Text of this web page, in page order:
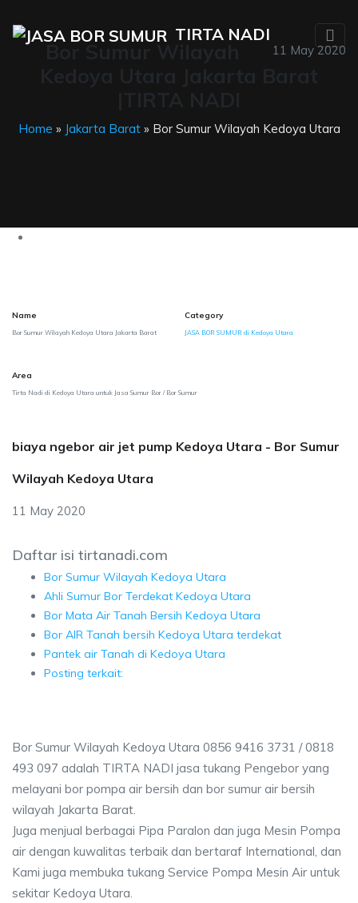
TIRTA NADI
11 May 2020
Home » Jakarta Barat» Bor Sumur Wilayah Kedoya Utara
Name
Bor Sumur Wilayah Kedoya Utara Jakarta Barat
Category
JASA BOR SUMUR di Kedoya Utara
Area
Tirta Nadi di Kedoya Utara untuk Jasa Sumur Bor / Bor Sumur
biaya ngebor air jet pump Kedoya Utara - Bor Sumur
Wilayah Kedoya Utara
11 May 2020
Daftar isi tirtanadi.com
Bor Sumur Wilayah Kedoya Utara
Ahli Sumur Bor Terdekat Kedoya Utara
Bor Mata Air Tanah Bersih Kedoya Utara
Bor AIR Tanah bersih Kedoya Utara terdekat
Pantek air Tanah di Kedoya Utara
Posting terkait:
Bor Sumur Wilayah Kedoya Utara 0856 9416 3731 / 0818
493 097 adalah TIRTA NADI jasa tukang Pengebor yang
melayani bor pompa air bersih dan bor sumur air bersih
wilayah Jakarta Barat.
Juga menjual berbagai Pipa Paralon dan juga Mesin Pompa
air dengan kuwalitas terbaik dan bertaraf International, dan
Kami juga membuka tukang Service Pompa Mesin Air untuk
sekitar Kedoya Utara.